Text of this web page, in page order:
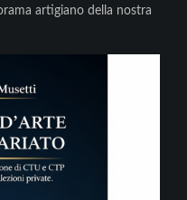
artigiano della nostra